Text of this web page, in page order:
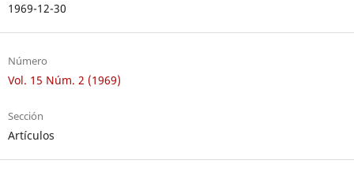
1969-12-30
Número
Vol. 15 Núm. 2 (1969)
Sección
Artículos